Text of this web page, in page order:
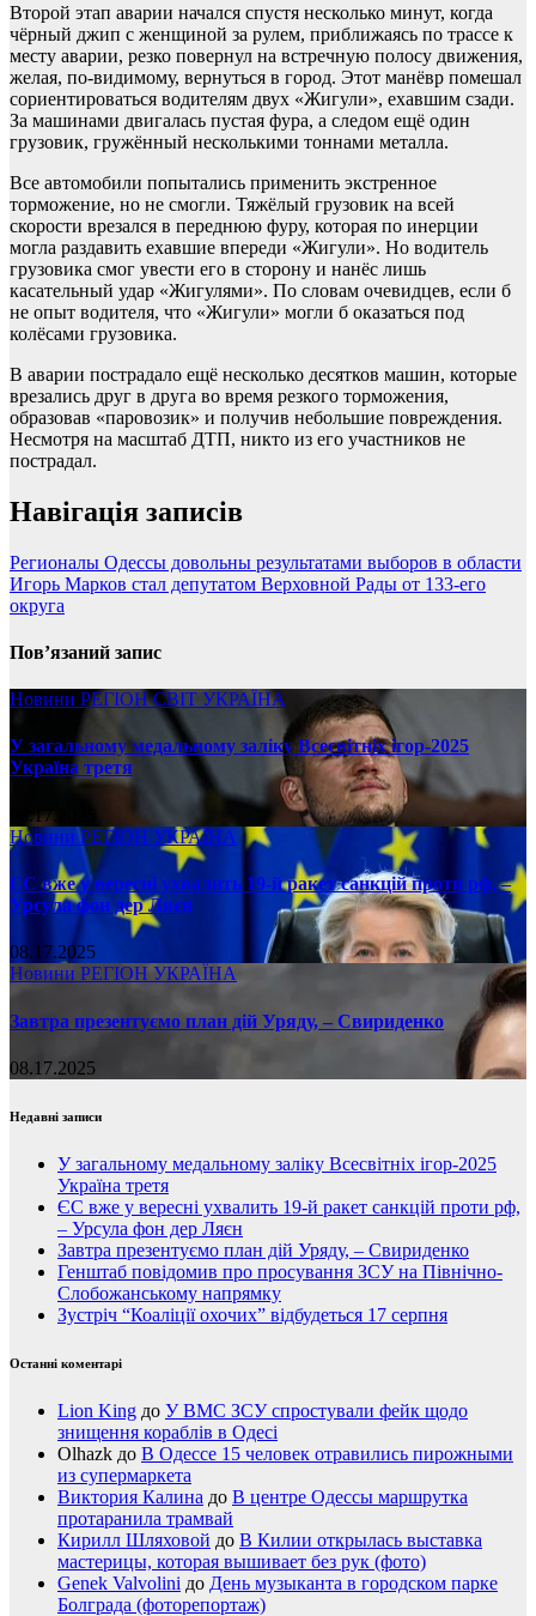
Второй этап аварии начался спустя несколько минут, когда
чёрный джип с женщиной за рулем, приближаясь по трассе к
месту аварии, резко повернул на встречную полосу движения,
желая, по-видимому, вернуться в город. Этот манёвр помешал
сориентироваться водителям двух «Жигули», ехавшим сзади.
За машинами двигалась пустая фура, а следом ещё один
грузовик, гружённый несколькими тоннами металла.
Все автомобили попытались применить экстренное
торможение, но не смогли. Тяжёлый грузовик на всей
скорости врезался в переднюю фуру, которая по инерции
могла раздавить ехавшие впереди «Жигули». Но водитель
грузовика смог увести его в сторону и нанёс лишь
касательный удар «Жигулями». По словам очевидцев, если б
не опыт водителя, что «Жигули» могли б оказаться под
колёсами грузовика.
В аварии пострадало ещё несколько десятков машин, которые
врезались друг в друга во время резкого торможения,
образовав «паровозик» и получив небольшие повреждения.
Несмотря на масштаб ДТП, никто из его участников не
пострадал.
Навігація записів
Регионалы Одессы довольны результатами выборов в области
Игорь Марков стал депутатом Верховной Рады от 133-его
округа
Пов’язаний запис
Новини РЕГІОНСВІТ УКРАЇНА
У загальному медальному заліку Всесвітніх ігор-2025
Україна третя
08.17.2025
НовиниРЕГІОН УКРАЇНА
ЄС вже у вересні ухвалить 19-й ракет санкцій проти рф, –
Урсула фон дер Ляєн
08.17.2025
Новини РЕГІОН УКРАЇНА
Завтра презентуємо план дій Уряду, – Свириденко
08.17.2025
Недавні записи
У загальному медальному заліку Всесвітніх ігор-2025
Україна третя
ЄС вже у вересні ухвалить 19-й ракет санкцій проти рф,
– Урсула фон дер Ляєн
Завтра презентуємо план дій Уряду, – Свириденко
Генштаб повідомив про просування ЗСУ на Північно-
Слобожанському напрямку
Зустріч “Коаліції охочих” відбудеться 17 серпня
Останні коментарі
Lion King до У ВМС ЗСУ спростували фейк щодо
знищення кораблів в Одесі
Olhazk до В Одессе 15 человек отравились пирожными
из супермаркета
Виктория Калина до В центре Одессы маршрутка
протаранила трамвай
Кирилл Шляховой до В Килии открылась выставка
мастерицы, которая вышивает без рук (фото)
Genek Valvolini до День музыканта в городском парке
Болграда (фоторепортаж)